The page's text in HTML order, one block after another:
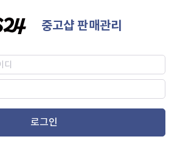
중고샵 판매관리
로그인